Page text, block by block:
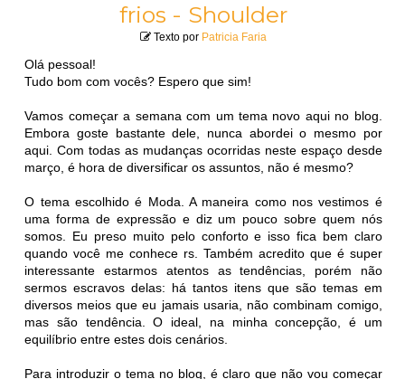
frios - Shoulder
Texto por Patricia Faria
Olá pessoal!
Tudo bom com vocês? Espero que sim!
Vamos começar a semana com um tema novo aqui no blog.
Embora goste bastante dele, nunca abordei o mesmo por
aqui. Com todas as mudanças ocorridas neste espaço desde
março, é hora de diversificar os assuntos, não é mesmo?
O tema escolhido é Moda. A maneira como nos vestimos é
uma forma de expressão e diz um pouco sobre quem nós
somos. Eu preso muito pelo conforto e isso fica bem claro
quando você me conhece rs. Também acredito que é super
interessante estarmos atentos as tendências, porém não
sermos escravos delas: há tantos itens que são temas em
diversos meios que eu jamais usaria, não combinam comigo,
mas são tendência. O ideal, na minha concepção, é um
equilíbrio entre estes dois cenários.
Para introduzir o tema no blog, é claro que não vou começar